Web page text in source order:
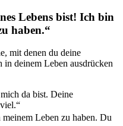
Lebens bist! Ich bin
haben.“
mit denen du deine
in deinem Leben ausdrücken
da bist. Deine
Leben zu haben. Du